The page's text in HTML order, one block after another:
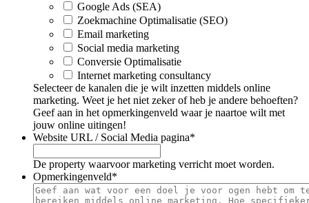
Google Ads (SEA)
Zoekmachine Optimalisatie (SEO)
Email marketing
Social media marketing
Conversie Optimalisatie
Internet marketing consultancy
Selecteer de kanalen die je wilt inzetten middels online
marketing. Weet je het niet zeker of heb je andere behoeften?
Geef aan in het opmerkingenveld waar je naartoe wilt met
jouw online uitingen!
Website URL / Social Media pagina*
De property waarvoor marketing verricht moet worden.
Opmerkingenveld*